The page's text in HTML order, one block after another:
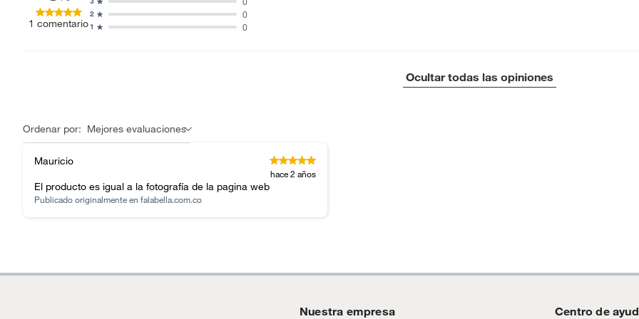
1 comentario1 0
2 0
Ocultar todas las opiniones
Ordenar por: Mejores evaluaciones
Mauricio
hace 2 años
El producto es igual a la fotografía de la pagina web
Publicado originalmente en falabella.com.co
Nuestra empresa Centro de